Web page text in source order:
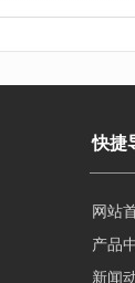
快捷
网站
产品
新闻